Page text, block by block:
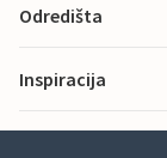
Odredišta
Inspiracija